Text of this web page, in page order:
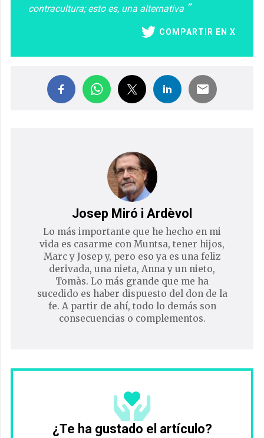
contracultura; esto es, una alternativa
COMPARTIR EN X
Josep Miró i Ardèvol
Lo más importante que he hecho en mi
vida es casarme con Muntsa, tener hijos,
Marc y Josep y, pero eso ya es una feliz
derivada, una nieta, Anna y un nieto,
Tomàs. Lo más grande que me ha
sucedido es haber dispuesto del don de la
fe. A partir de ahí, todo lo demás son
consecuencias o complementos.
¿Te ha gustado el artículo?